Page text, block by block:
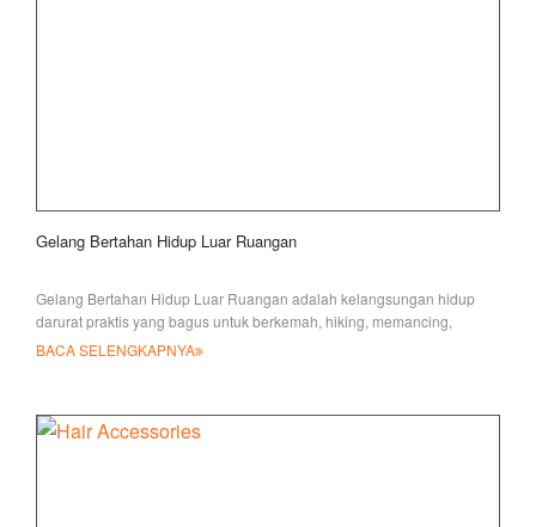
Gelang Bertahan Hidup Luar Ruangan
Gelang Bertahan Hidup Luar Ruangan adalah kelangsungan hidup
darurat praktis yang bagus untuk berkemah, hiking, memancing,
berburu, kerajinan, militer, atau
BACA SELENGKAPNYA